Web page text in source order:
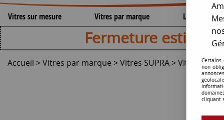
Vitres sur mesure Vitres par marque Lamelles de
Fermeture estivale ,
Accueil >Vitres par marque >Vitres SUPRA>Vitre deCertains
non
cliquant